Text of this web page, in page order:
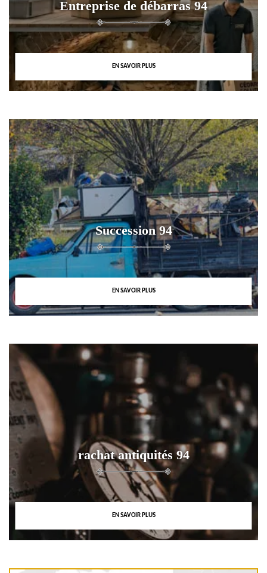
Entreprise de débarras 94
EN SAVOIR PLUS
Succession 94
EN SAVOIR PLUS
rachat antiquités 94
EN SAVOIR PLUS